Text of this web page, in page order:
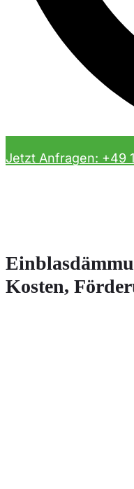
Jetzt Anfragen: +49
Kosten,